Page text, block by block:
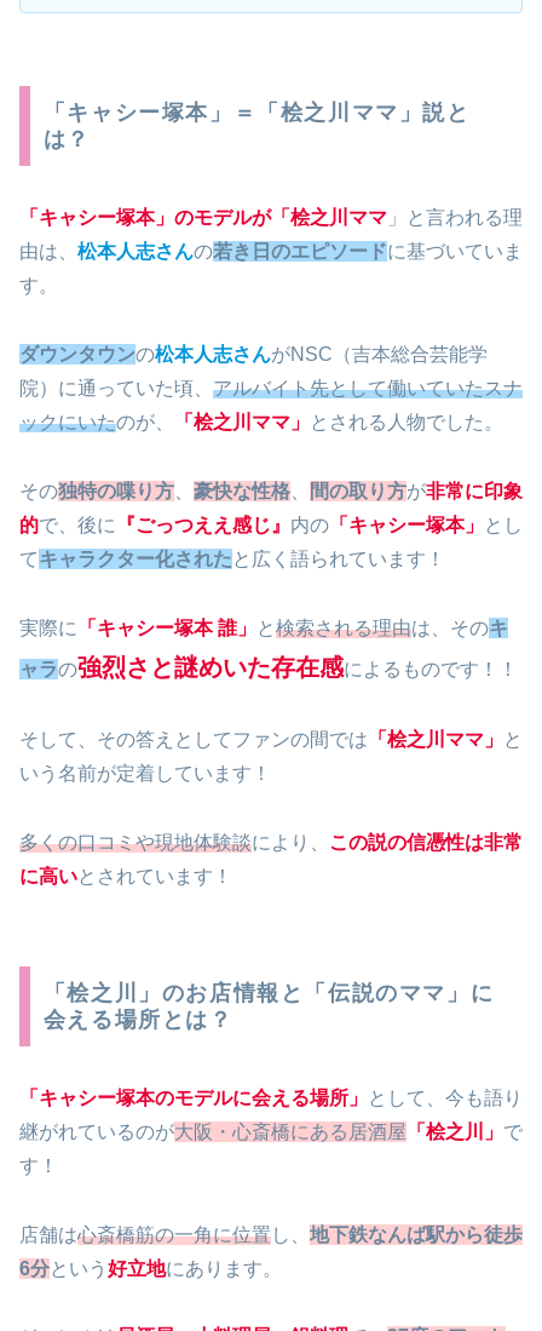
「キャシー塚本」＝「桧之川ママ」説と
は？
「キャシー塚本」のモデルが「桧之川ママ 」と言われる理
由は、 松本人志さんの若き日のエピソードに基づいていま
す。
ダウンタウンの松本人志さんがNSC（吉本総合芸能学
院）に通っていた頃、 アルバイト先として働いていたスナ
ックにいたのが、 「桧之川ママ」 とされる人物でした。
その独特の喋り方 豪快な性格 間の取り方が非常に印象
的で、後に 『ごっつええ感じ』 内の 「キャシー塚本」
とし
てキャラクター化された と広く語られています！
実際に 「キャシー塚本 誰」 と検索される理由は、そのキ
ャラの強烈さと謎めいた存在感によるものです！！
そして、その答えとしてファンの間では 「桧之川ママ」
と
いう名前が定着しています！
多くの口コミや現地体験談により、 この説の信憑性は非常
に高いとされています！
「桧之川」のお店情報と「伝説のママ」に
会える場所とは？
「キャシー塚本のモデルに会える場所」
として、今も語り
継がれているのが大阪・心斎橋にある居酒屋 「桧之川」 で
す！
店舗は心斎橋筋の一角に位置し、 地下鉄なんば駅から徒歩
6分という 好立地にあります。